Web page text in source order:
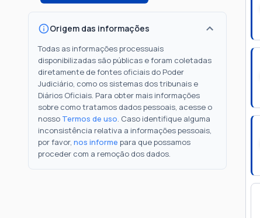
Origem das informações
Todas as informações processuais
disponibilizadas são públicas e foram coletadas
diretamente de fontes oficiais do Poder
Judiciário, como os sistemas dos tribunais e
Diários Oficiais. Para obter mais informações
sobre como tratamos dados pessoais, acesse o
nosso Termos de uso. Caso identifique alguma
inconsistência relativa a informações pessoais,
por favor, nos informe para que possamos
proceder com a remoção dos dados.